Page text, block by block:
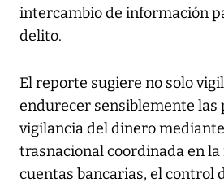
intercambio de información
delito.
El reporte sugiere no solo
endurecer sensiblemente las
vigilancia del dinero
trasnacional coordinada en
cuentas bancarias, el control